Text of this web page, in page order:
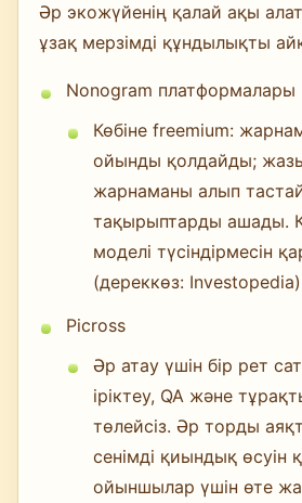
Әр экожүйенің қалай ақы
ұзақ мерзімді құндылықты
Nonogram платформалары
Көбіне freemium:
ойынды қолдайды;
жарнаманы алып
тақырыптарды ашады.
моделі түсіндірмесін
(дереккөз:
Picross
Әр атау үшін бір рет
іріктеу, QA және
төлейсіз. Әр торды
сенімді қиындық өсуін
ойыншылар үшін өте